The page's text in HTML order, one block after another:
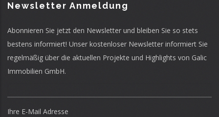
Newsletter Anmeldung
Abonnieren Sie jetzt den Newsletter und bleiben Sie so stets
bestens informiert! Unser kostenloser Newsletter informiert Sie
regelmäßig über die aktuellen Projekte und Highlights von Galic
Immobilien GmbH.
Ihre E-Mail Adresse